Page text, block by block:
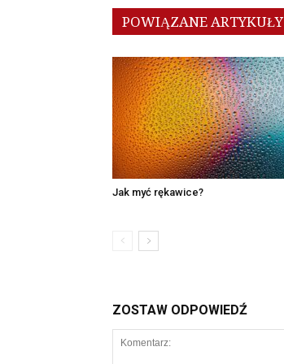
POWIĄZANE ARTYKUŁY
Jak myć rękawice?
ZOSTAW ODPOWIEDŹ